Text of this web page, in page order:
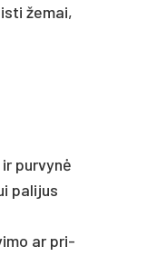
že­mai,
pur­vynė
pa­li­jus
ar pri­